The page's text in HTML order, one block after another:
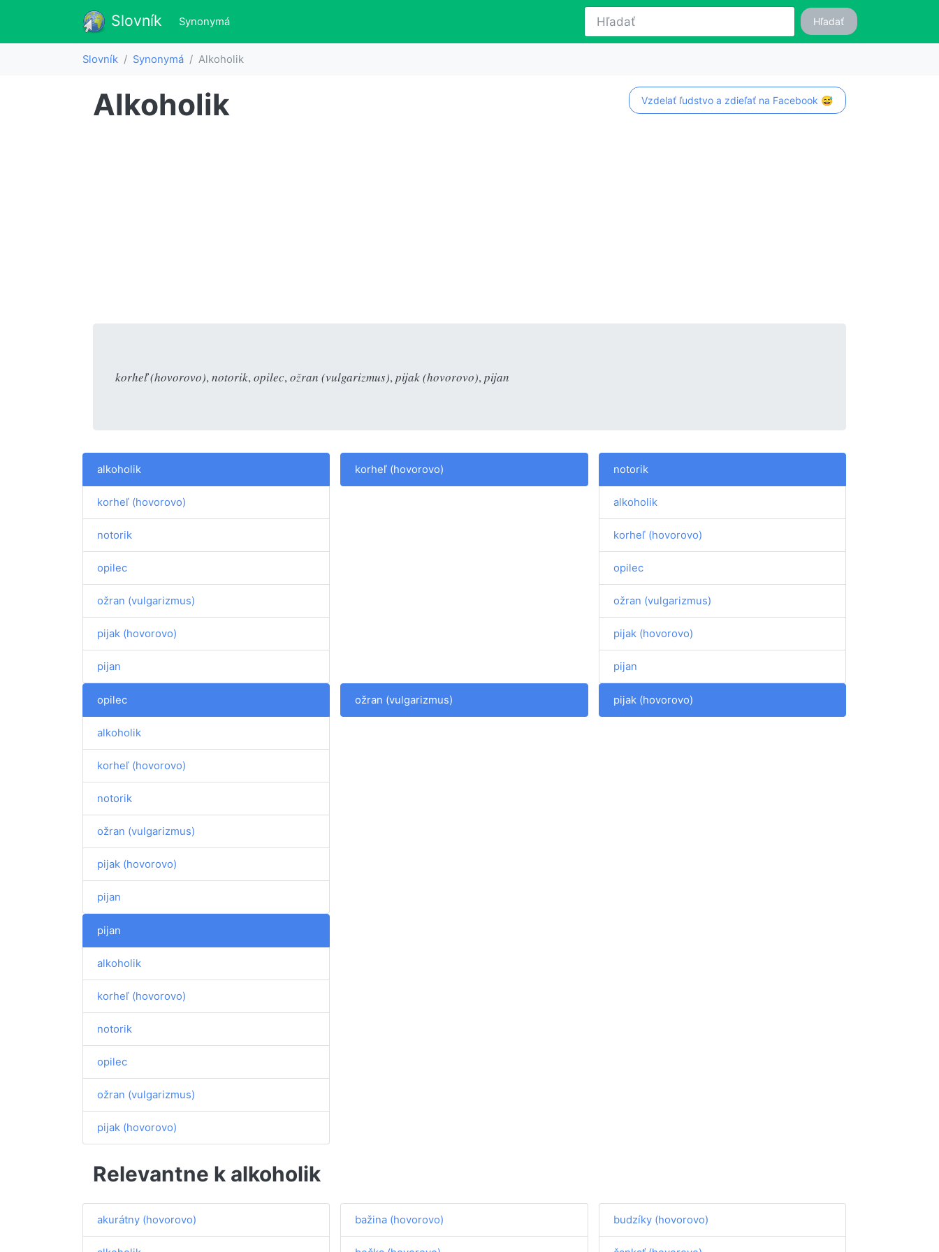
Slovník Slovník
Synonymá(aktualne) Hľadať
Slovník Synonymá Alkoholik
Vzdelať ľudstvo a zdieľať na Facebook 😅
Alkoholik
korheľ (hovorovo), notorik, opilec, ožran (vulgarizmus), pijak (hovorovo), pijan
alkoholik
korheľ (hovorovo)
notorik
opilec
ožran (vulgarizmus)
pijak (hovorovo)
pijan
korheľ (hovorovo) notorik
alkoholik
korheľ (hovorovo)
opilec
ožran (vulgarizmus)
pijak (hovorovo)
pijan
opilec
alkoholik
korheľ (hovorovo)
notorik
ožran (vulgarizmus)
pijak (hovorovo)
pijan
ožran (vulgarizmus) pijak (hovorovo)
pijan
alkoholik
korheľ (hovorovo)
notorik
opilec
ožran (vulgarizmus)
pijak (hovorovo)
Relevantne k alkoholik
akurátny (hovorovo) bažina (hovorovo) budzíky (hovorovo)